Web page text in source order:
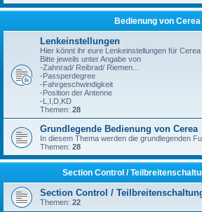
Bedienung von Cerea
Lenkeinstellungen
Hier könnt ihr eure Lenkeinstellungen für Cerea
Bitte jeweils unter Angabe von
-Zahnrad/ Reibrad/ Riemen...
-Passperdegree
-Fahrgeschwindigkeit
-Position der Antenne
-L,I,D,KD
Themen: 28
Grundlegende Bedienung von Cerea
In diesem Thema werden die grundlegenden
Themen: 28
Section Control /
Section Control /
Themen: 22